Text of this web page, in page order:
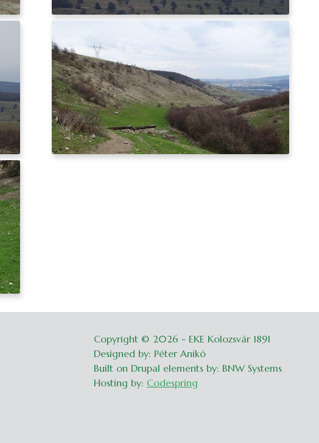
Copyright © 2026 - EKE Kolozsvár 1891
Designed by: Péter Anikó
Built on Drupal elements by: BNW Systems
Hosting by: Codespring